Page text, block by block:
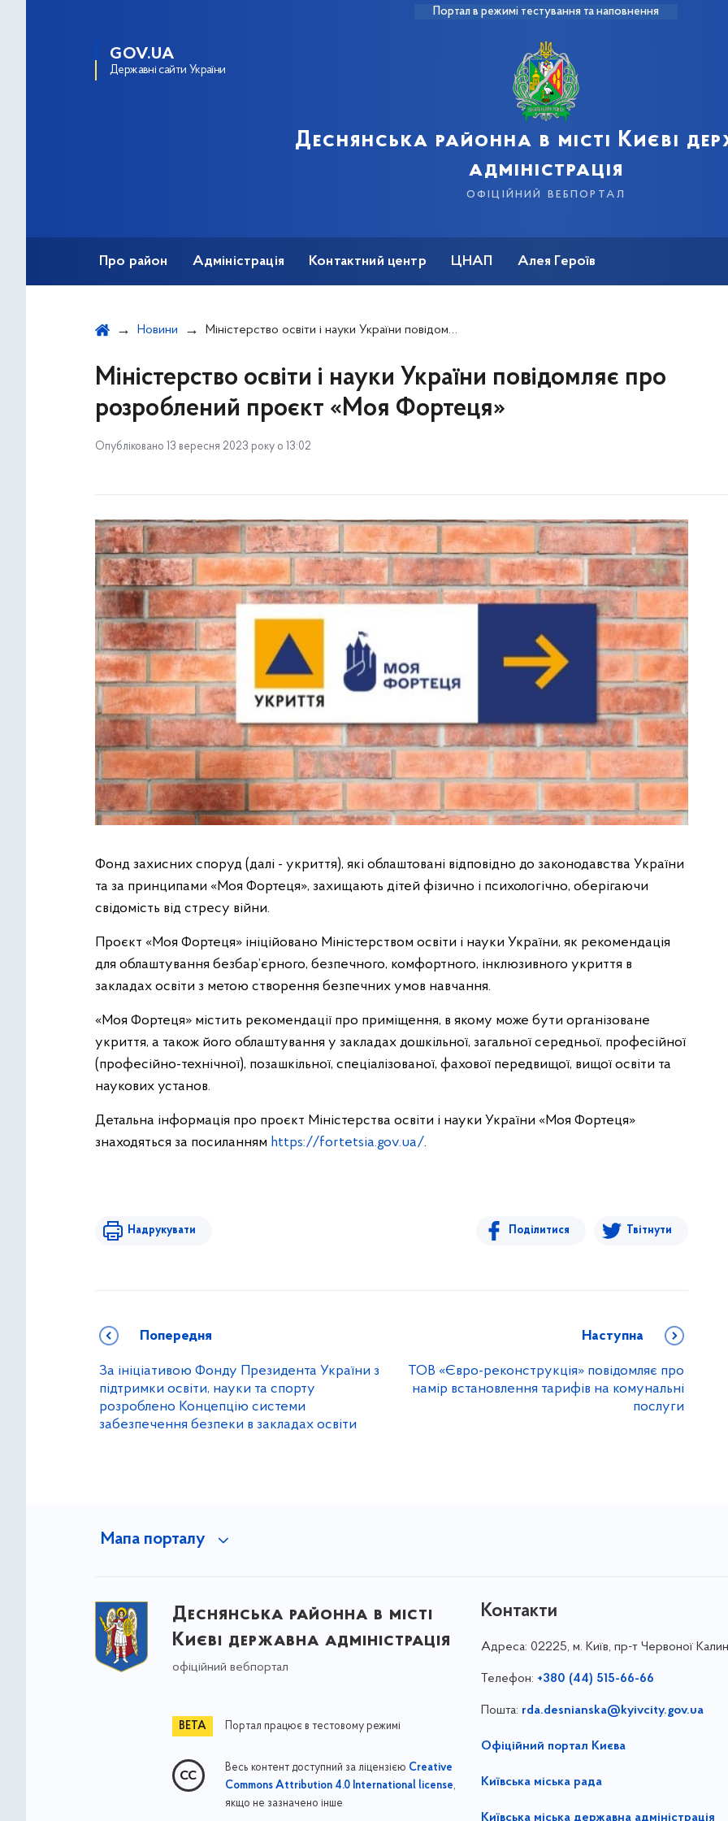
Портал в режимі тестування та наповнення
GOV.UA
Державні сайти України
Деснянська районна в місті Києві
адміністрація
офіційний вебпортал
Про район Адміністрація Контактний центр ЦНАП Алея Героїв
Новини Міністерство освіти і науки України повідомляє про розроблений проєкт «Моя Фортеця»
Міністерство освіти і науки України повідомляє про
розроблений проєкт «Моя Фортеця»
Опубліковано 13 вересня 2023 року о 13:02
Фонд захисних споруд (далі - укриття), які облаштовані відповідно до законодавства України
та за принципами «Моя Фортеця», захищають дітей фізично і психологічно, оберігаючи
свідомість від стресу війни.
Проєкт «Моя Фортеця» ініційовано Міністерством освіти і науки України, як рекомендація
для облаштування безбар’єрного, безпечного, комфортного, інклюзивного укриття в
закладах освіти з метою створення безпечних умов навчання.
«Моя Фортеця» містить рекомендації про приміщення, в якому може бути організоване
укриття, а також його облаштування у закладах дошкільної, загальної середньої, професійної
(професійно-технічної), позашкільної, спеціалізованої, фахової передвищої, вищої освіти та
наукових установ.
Детальна інформація про проєкт Міністерства освіти і науки України «Моя Фортеця»
знаходяться за посиланням https://fortetsia.gov.ua/.
Надрукувати Поділитися Твітнути
Попередня
За ініціативою Фонду Президента України з
підтримки освіти, науки та спорту
розроблено Концепцію системи
забезпечення безпеки в закладах освіти
Наступна
ТОВ «Євро-реконструкція» повідомляє про
намір встановлення тарифів на комунальні
послуги
Мапа порталу
Деснянська районна в місті
Києві державна адміністрація
офіційний вебпортал
Портал працює в тестовому режимі
Весь контент доступний за ліцензією Creative
Commons Attribution 4.0 International license,
якщо не зазначено інше
Контакти
Адреса: 02225, м. Київ, пр-т Червоної
Телефон: +380 (44) 515-66-66
Пошта: rda.desnianska@kyivcity.gov.ua
Офіційний портал Києва
Київська міська рада
Київська міська державна адміністрація